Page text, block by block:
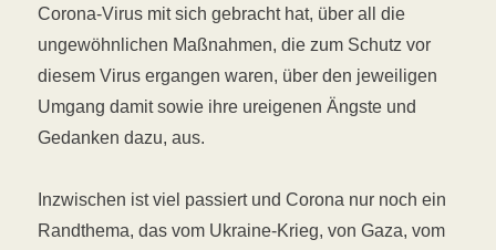
Corona-Virus mit sich gebracht hat, über all die
ungewöhnlichen Maßnahmen, die zum Schutz vor
diesem Virus ergangen waren, über den jeweiligen
Umgang damit sowie ihre ureigenen Ängste und
Gedanken dazu, aus.
Inzwischen ist viel passiert und Corona nur noch ein
Randthema, das vom Ukraine-Krieg, von Gaza, vom